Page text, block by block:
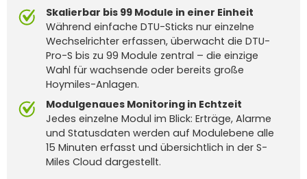
Skalierbar bis 99 Module in einer Einheit
Während einfache DTU-Sticks nur einzelne
Wechselrichter erfassen, überwacht die DTU-
Pro-S bis zu 99 Module zentral – die einzige
Wahl für wachsende oder bereits große
Hoymiles-Anlagen.
Modulgenaues Monitoring in Echtzeit
Jedes einzelne Modul im Blick: Erträge, Alarme
und Statusdaten werden auf Modulebene alle
15 Minuten erfasst und übersichtlich in der S-
Miles Cloud dargestellt.